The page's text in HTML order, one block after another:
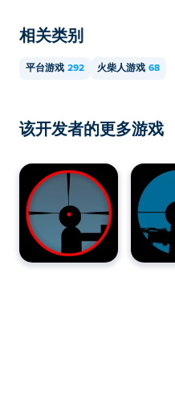
相关类别
平台游戏 292 火柴人游戏 68
该开发者的更多游戏